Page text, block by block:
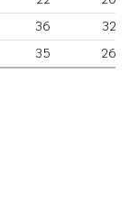
36
32
35 26